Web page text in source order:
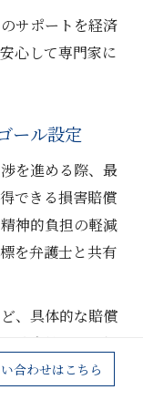
サポートを経済
心して専門家に
ール設定
を進める際、最
できる損害賠償
神的負担の軽減
を弁護士と共有
、具体的な賠償
険会社からの提
す。ゴール設定
合わせはこちら